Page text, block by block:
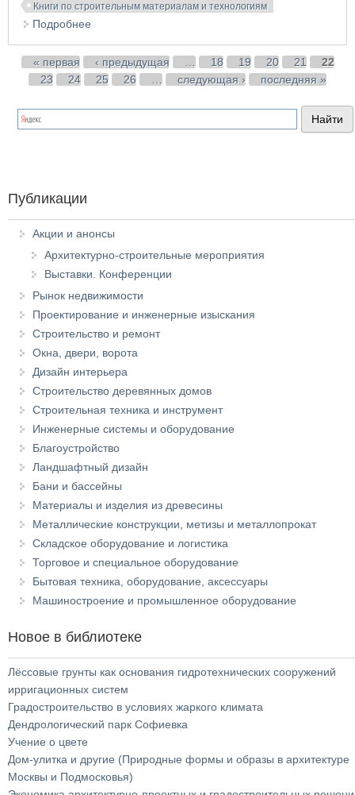
Книги по строительным материалам и технологиям
Подробнее
Страницы
« первая ‹ предыдущая 18 19 20 21
22
23
24 25 26 следующая › последняя »
Публикации
Акции и анонсы
Архитектурно-строительные мероприятия
Выставки. Конференции
Рынок недвижимости
Проектирование и инженерные изыскания
Строительство и ремонт
Окна, двери, ворота
Дизайн интерьера
Строительство деревянных домов
Строительная техника и инструмент
Инженерные системы и оборудование
Благоустройство
Ландшафтный дизайн
Бани и бассейны
Материалы и изделия из древесины
Металлические конструкции, метизы и металлопрокат
Складское оборудование и логистика
Торговое и специальное оборудование
Бытовая техника, оборудование, аксессуары
Машиностроение и промышленное оборудование
Новое в библиотеке
Лёссовые грунты как основания гидротехнических сооружений
ирригационных систем
Градостроительство в условиях жаркого климата
Дендрологический парк Софиевка
Учение о цвете
Дом-улитка и другие (Природные формы и образы в архитектуре
Москвы и Подмосковья)